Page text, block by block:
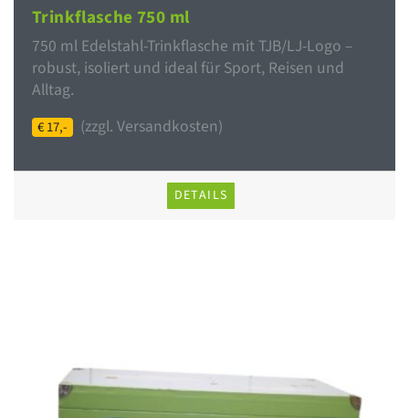
Trinkflasche 750 ml
750 ml Edelstahl-Trinkflasche mit TJB/LJ-Logo –
robust, isoliert und ideal für Sport, Reisen und
Alltag.
€ 17,- (zzgl. Versandkosten)
DETAILS